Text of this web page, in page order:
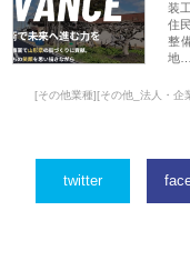
装
住
整
地…
[その他業種][その他_法人・企
twitter